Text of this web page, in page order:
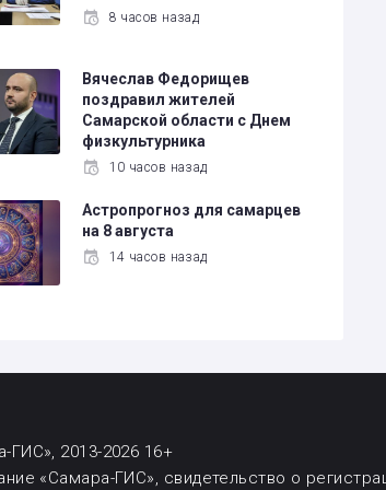
8 часов назад
Вячеслав Федорищев
поздравил жителей
Самарской области с Днем
физкультурника
10 часов назад
Астропрогноз для самарцев
на 8 августа
14 часов назад
2013-2026 16+
«Самара-ГИС», свидетельство о